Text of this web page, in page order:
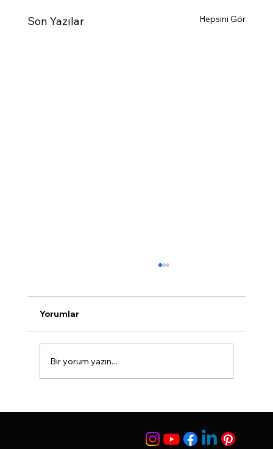
Son Yazılar Hepsini Gör
<p>Burun estetiği dünyada da Türkiye’de
oldukça fazla tercih edilen estetiklerden biri.
edilmesinin nedenlerinden biri kişiyi en fazla
Yorumlar
Bir yorum yazın...